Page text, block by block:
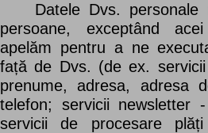
Datele Dvs. personale
persoane, exceptând
apelăm pentru a ne
față de Dvs. (de ex.
prenume, adresa, adresa
telefon; servicii newsletter
servicii de procesare